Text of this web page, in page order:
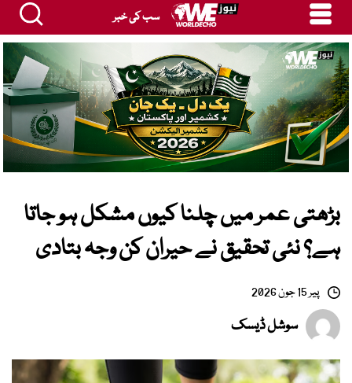
سب کی خبر
بڑھتی عمر میں چلنا کیوں مشکل ہو جاتا
ہے؟ نئی تحقیق نے حیران کن وجہ بتادی
پیر 15 جون 2026
سوشل ڈیسک